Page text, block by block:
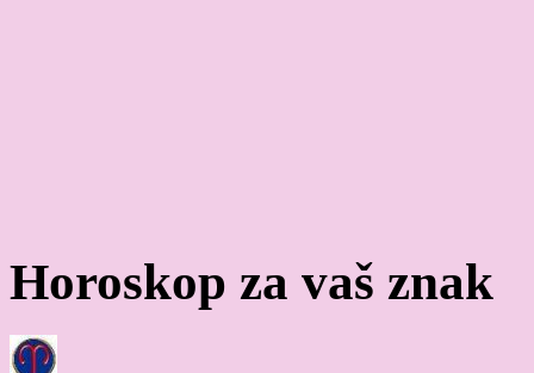
Horoskop za vaš znak